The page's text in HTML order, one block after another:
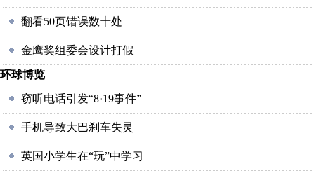
翻看50页错误数十处
金鹰奖组委会设计打假
环球博览
窃听电话引发“8·19事件”
手机导致大巴刹车失灵
英国小学生在“玩”中学习